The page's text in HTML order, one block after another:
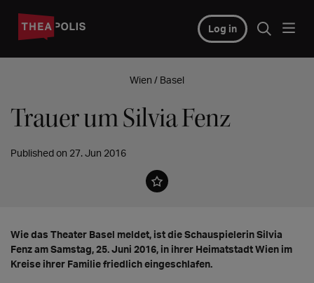
Log in
Wien / Basel
Trauer um Silvia Fenz
Published on 27. Jun 2016
Wie das Theater Basel meldet, ist die Schauspielerin Silvia
Fenz am Samstag, 25. Juni 2016, in ihrer Heimatstadt Wien im
Kreise ihrer Familie friedlich eingeschlafen.